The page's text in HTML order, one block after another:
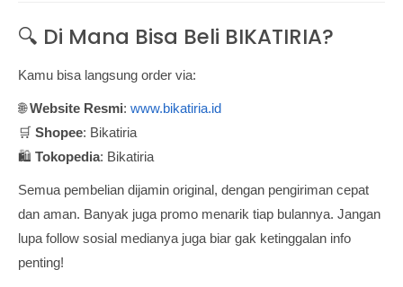
🔍 Di Mana Bisa Beli BIKATIRIA?
Kamu bisa langsung order via:
🌐Website Resmi: www.bikatiria.id
🛒 Shopee: Bikatiria
🛍️ Tokopedia: Bikatiria
Semua pembelian dijamin original, dengan pengiriman cepat
dan aman. Banyak juga promo menarik tiap bulannya. Jangan
lupa follow sosial medianya juga biar gak ketinggalan info
penting!